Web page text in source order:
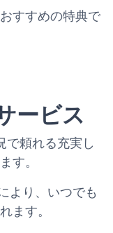
すすめの特典で
ービス
で頼れる充実し
す。
より、いつでも
ます。